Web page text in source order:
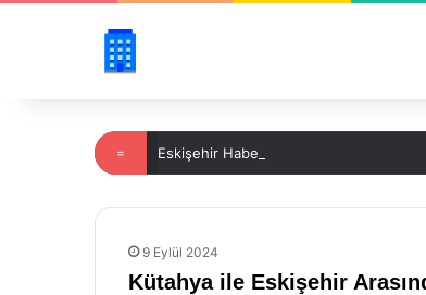
= Eskişehir Haber TV ile Şehirdeki
9 Eylül 2024
Kütahya ile Eskişehir